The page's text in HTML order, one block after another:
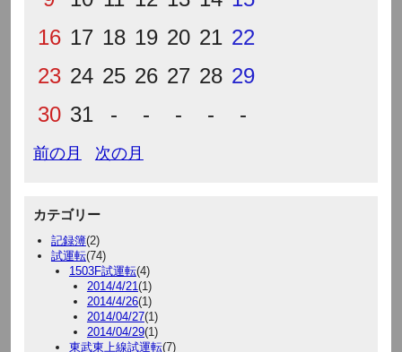
16 17 18 19 20 21 22
23 24 25 26 27 28 29
30 31 - - - - -
前の月 次の月
カテゴリー
記録簿(2)
試運転(74)
1503F試運転(4)
2014/4/21(1)
2014/4/26(1)
2014/04/27(1)
2014/04/29(1)
東武東上線試運転(7)